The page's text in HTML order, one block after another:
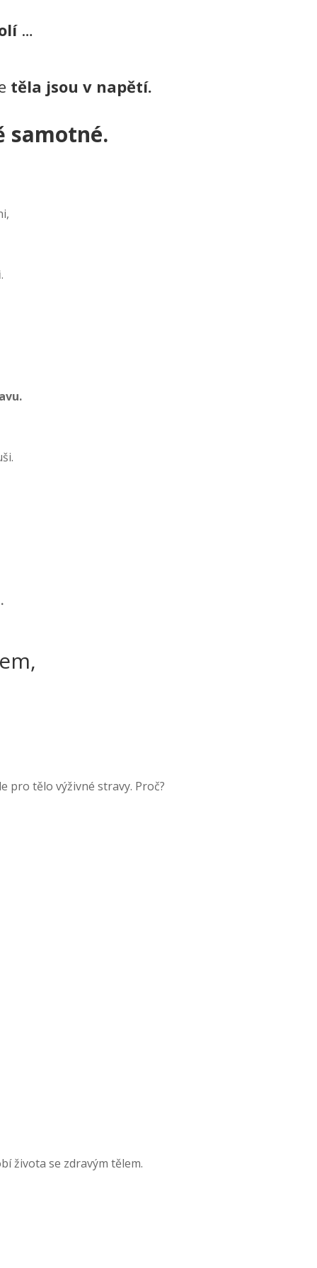
…
těla jsou v napětí.
samotné.
.
pro tělo výživné stravy. Proč?
života se zdravým tělem.